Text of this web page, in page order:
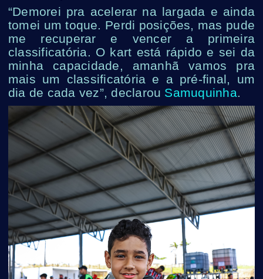
“Demorei pra acelerar na largada e ainda
tomei um toque. Perdi posições, mas pude
me recuperar e vencer a primeira
classificatória. O kart está rápido e sei da
minha capacidade, amanhã vamos pra
mais um classificatória e a pré-final, um
dia de cada vez”, declarou Samuquinha.